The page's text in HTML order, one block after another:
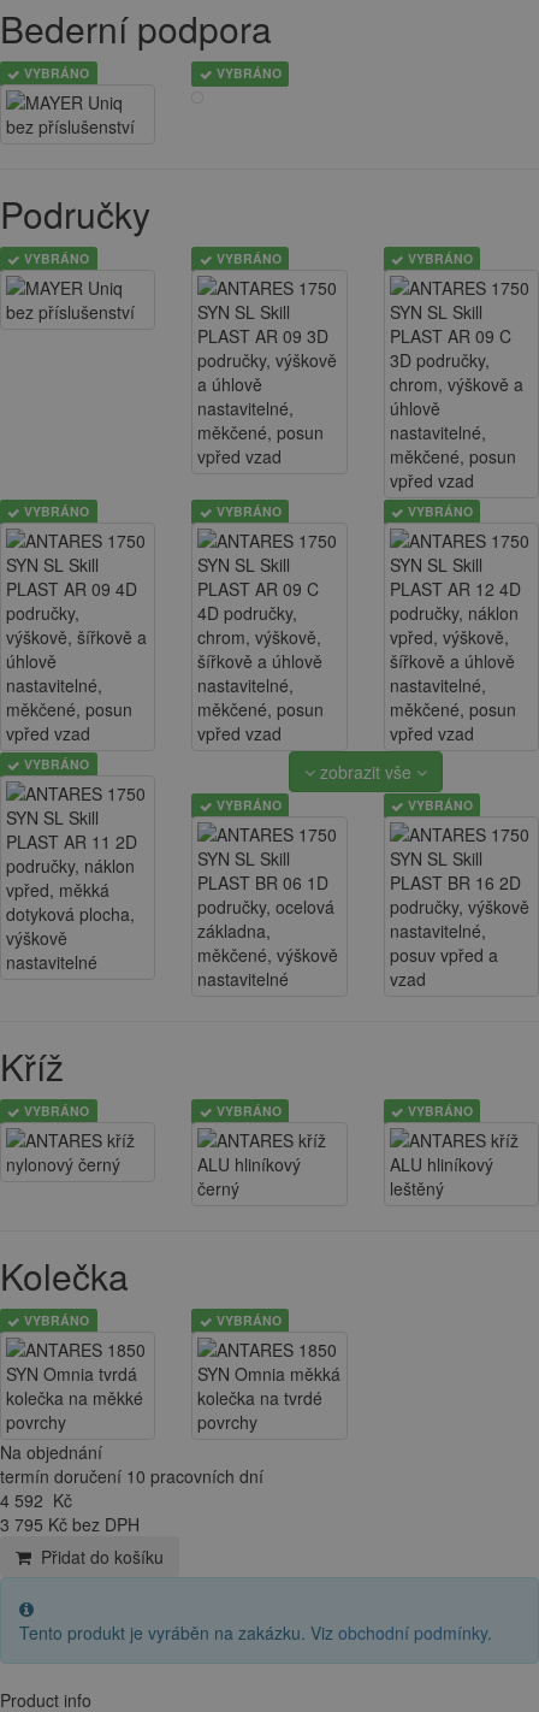
Bederní podpora
VYBRÁNO VYBRÁNO
Područky
VYBRÁNO VYBRÁNO VYBRÁNO
VYBRÁNO VYBRÁNO VYBRÁNO
VYBRÁNO zobrazit vše
VYBRÁNO VYBRÁNO
Kříž
VYBRÁNO VYBRÁNO VYBRÁNO
Kolečka
VYBRÁNO VYBRÁNO
Na objednání
termín doručení 10 pracovních dní
4 592 Kč
3 795 Kč bez DPH
Přidat do košíku
Tento produkt je vyráběn na zakázku. Viz obchodní podmínky.
Product info